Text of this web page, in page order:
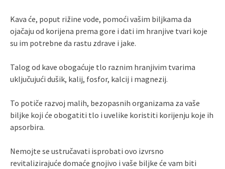
Kava će, poput rižine vode, pomoći vašim biljkama da
ojačaju od korijena prema gore i dati im hranjive tvari koje
su im potrebne da rastu zdrave i jake.
Talog od kave obogaćuje tlo raznim hranjivim tvarima
uključujući dušik, kalij, fosfor, kalcij i magnezij.
To potiče razvoj malih, bezopasnih organizama za vaše
biljke koji će obogatiti tlo i uvelike koristiti korijenju koje ih
apsorbira.
Nemojte se ustručavati isprobati ovo izvrsno
revitalizirajuće domaće gnojivo i vaše biljke će vam biti